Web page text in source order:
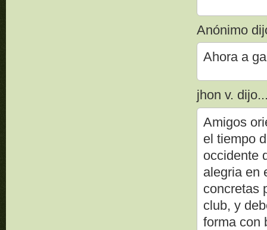
Anónimo
Ahora a
jhon v.
Amigos
el tiempo
occidente
alegria en
concretas
club, y
forma con